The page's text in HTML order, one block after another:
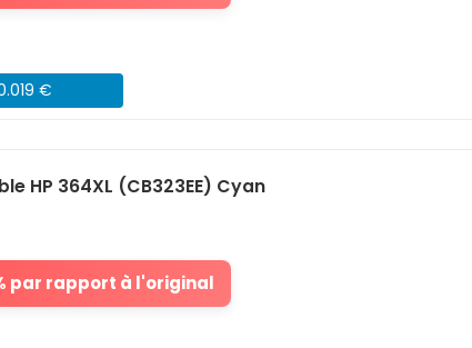
€
HP 364XL (CB323EE) Cyan
par rapport à l'original